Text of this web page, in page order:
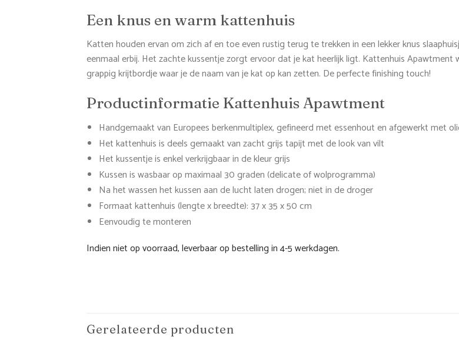
Een knus en warm kattenhuis
Katten houden ervan om zich af en toe even rustig terug te trekken in een lekker knus
eenmaal erbij. Het zachte kussentje zorgt ervoor dat je kat heerlijk ligt. Kattenhuis
grappig krijtbordje waar je de naam van je kat op kan zetten. De perfecte finishing touch!
Productinformatie Kattenhuis Apawtment
Handgemaakt van Europees berkenmultiplex, gefineerd met essenhout en afgewerkt met
Het kattenhuis is deels gemaakt van zacht grijs tapijt met de look van vilt
Het kussentje is enkel verkrijgbaar in de kleur grijs
Kussen is wasbaar op maximaal 30 graden (delicate of wolprogramma)
Na het wassen het kussen aan de lucht laten drogen; niet in de droger
Formaat kattenhuis (lengte x breedte): 37 x 35 x 50 cm
Eenvoudig te monteren
Indien niet op voorraad, leverbaar op bestelling in 4-5 werkdagen.
Gerelateerde producten